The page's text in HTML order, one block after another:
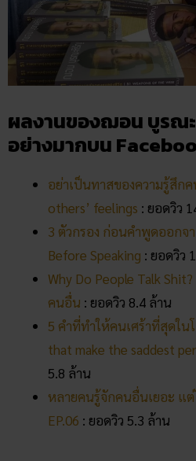
ผลงานของฌอน บูรณ
อย่างมากบน
อย่าเป็นทาสของความรู้สึก
others’ feelings : ยอดวิว
3 ตัวกรอง ก่อนคำพูดออกจ
Before Speaking : ยอดวิว
Why Do People Talk
คนอื่น : ยอดวิว 8.4 ล้าน
5 คำที่ทำให้คนเศร้าที่สุดใน
that make the saddest
5.8 ล้าน
หลายคนรู้จักคนอื่นเยอะ แ
EP.06 : ยอดวิว 5.3 ล้าน